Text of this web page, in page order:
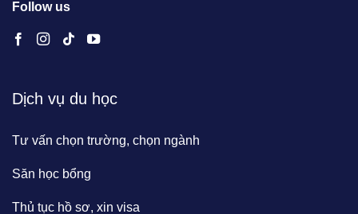
Follow us
Dịch vụ du học
Tư vấn chọn trường, chọn ngành
Săn học bổng
Thủ tục hồ sơ, xin visa